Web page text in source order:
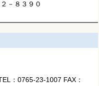
－８３９０
：0765-23-1007 FAX：